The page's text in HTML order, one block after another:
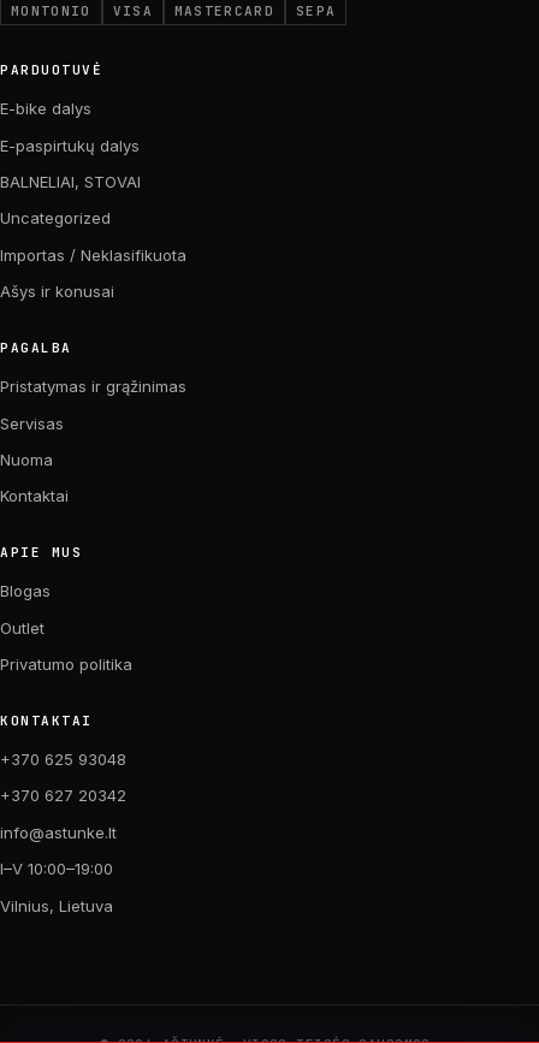
MONTONIO VISA MASTERCARD SEPA
PARDUOTUVĖ
E-bike dalys
E-paspirtukų dalys
BALNELIAI, STOVAI
Uncategorized
Importas / Neklasifikuota
Ašys ir konusai
PAGALBA
Pristatymas ir grąžinimas
Servisas
Nuoma
Kontaktai
APIE MUS
Blogas
Outlet
Privatumo politika
KONTAKTAI
+370 625 93048
+370 627 20342
info@astunke.lt
I–V 10:00–19:00
Vilnius, Lietuva